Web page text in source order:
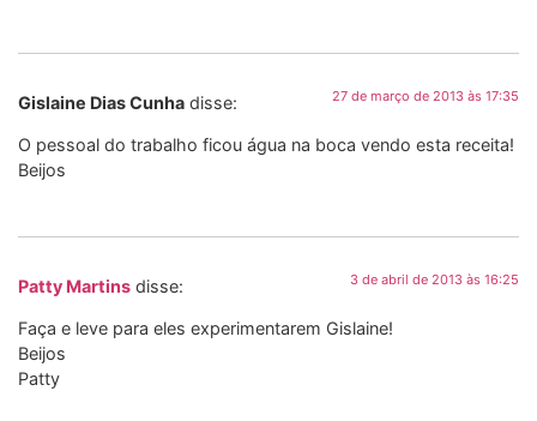
Gislaine Dias Cunha disse: 27 de março de 2013 às 17:35
O pessoal do trabalho ficou água na boca vendo esta receita!
Beijos
Patty Martins disse: 3 de abril de 2013 às 16:25
Faça e leve para eles experimentarem Gislaine!
Beijos
Patty